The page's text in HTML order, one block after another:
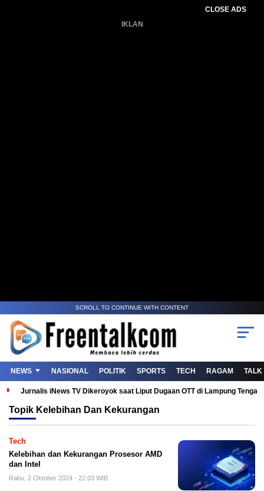
CLOSE ADS
IKLAN
SCROLL TO CONTINUE WITH CONTENT
NEWS NASIONAL POLITIK SPORTS TECH RAGAM TALK
Jurnalis iNews TV Dikeroyok saat Liput Dugaan OTT di Lampung
Topik Kelebihan Dan Kekurangan
Tech
Kelebihan dan Kekurangan Prosesor AMD
dan Intel
Rabu, 2 Oktober 2024 - 22:03 WIB